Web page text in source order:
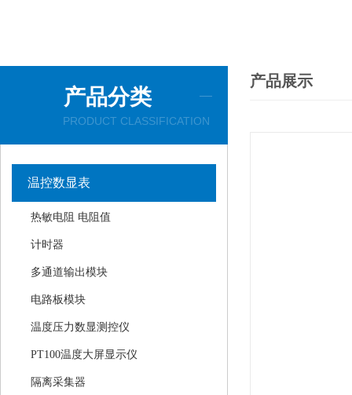
产品分类
PRODUCT CLASSIFICATION
温控数显表
热敏电阻 电阻值
计时器
多通道输出模块
电路板模块
温度压力数显测控仪
PT100温度大屏显示仪
隔离采集器
产品展示